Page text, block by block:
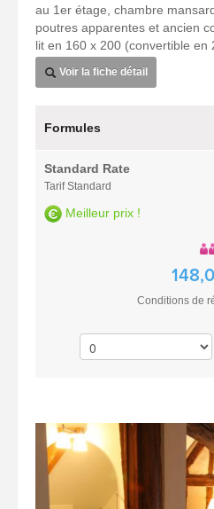
au 1er étage, chambre
poutres apparentes et ancien
lit en 160 x 200 (convertible en
Voir la fiche détail
Formules
Standard Rate
Tarif Standard
Meilleur prix !
Conditions de